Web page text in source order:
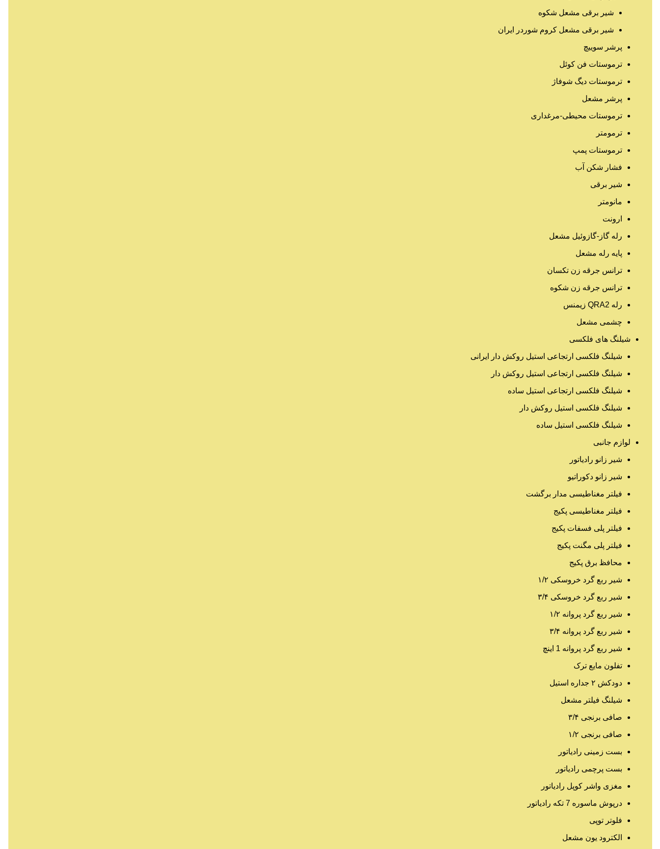
شیر برقی مشعل شکوه
شیر برقی مشعل کروم شوردر ایران
پرشر سوییچ
ترموستات فن کوئل
ترموستات دیگ شوفاژ
پرشر مشعل
ترموستات محیطی-مرغداری
ترمومتر
ترموستات پمپ
فشار شکن آب
شیر برقی
مانومتر
ارونت
رله گاز-گازوئیل مشعل
پایه رله مشعل
ترانس جرقه زن تکسان
ترانس جرقه زن شکوه
رله QRA2 زیمنس
چشمی مشعل
شیلنگ های فلکسی
شیلنگ فلکسی ارتجاعی استیل روکش دار ایرانی
شیلنگ فلکسی ارتجاعی استیل روکش دار
شیلنگ فلکسی ارتجاعی استیل ساده
شیلنگ فلکسی استیل روکش دار
شیلنگ فلکسی استیل ساده
لوازم جانبی
شیر زانو رادیاتور
شیر زانو دکوراتیو
فیلتر مغناطیسی مدار برگشت
فیلتر مغناطیسی پکیج
فیلتر پلی فسفات پکیج
فیلتر پلی مگنت پکیج
محافظ برق پکیج
شیر ربع گرد خروسکی ۱/۲
شیر ربع گرد خروسکی ۳/۴
شیر ربع گرد پروانه ۱/۲
شیر ربع گرد پروانه ۳/۴
شیر ربع گرد پروانه 1 اینچ
تفلون مایع ترک
دودکش ۲ جداره استیل
شیلنگ فیلتر مشعل
صافی برنجی ۳/۴
صافی برنجی ۱/۲
بست زمینی رادیاتور
بست پرچمی رادیاتور
مغزی واشر کوپل رادیاتور
درپوش ماسوره 7 تکه رادیاتور
فلوتر توپی
الکترود یون مشعل